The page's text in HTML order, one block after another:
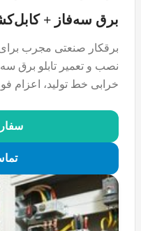
برق سه‌فاز +
برقکار صنعتی مجرب برای
نصب و تعمیر تابلو برق
خرابی خط تولید، اعزام